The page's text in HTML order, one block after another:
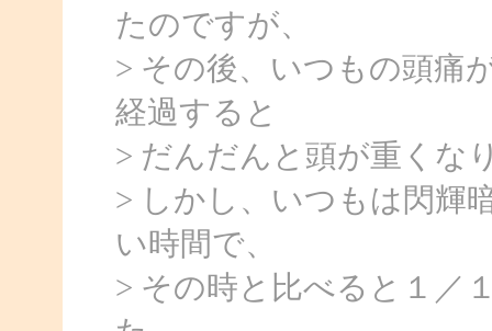
たのですが、
> その後、いつもの頭痛
経過すると
> だんだんと頭が重くな
> しかし、いつもは閃輝
い時間で、
> その時と比べると１／